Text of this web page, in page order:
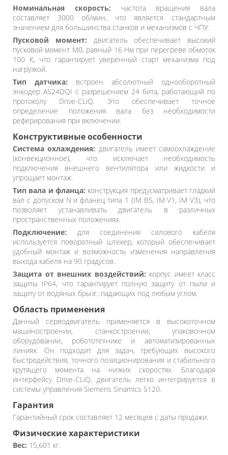
Номинальная скорость: частота вращения вала
составляет 3000 об/мин, что является стандартным
значением для большинства станков и механизмов с ЧПУ.
Пусковой момент: двигатель обеспечивает высокий
пусковой момент M0, равный 16 Нм при перегреве обмоток
100 К, что гарантирует уверенный старт механизма под
нагрузкой.
Тип датчика: встроен абсолютный однооборотный
энкодер AS24DQI с разрешением 24 бита, работающий по
протоколу Drive-CLiQ. Это обеспечивает точное
определение положения вала без необходимости
реферирования при включении.
Конструктивные особенности
Система охлаждения: двигатель имеет самоохлаждение
(конвекционное), что исключает необходимость
подключения внешнего вентилятора или жидкости и
упрощает монтаж.
Тип вала и фланца: конструкция предусматривает гладкий
вал с допуском N и фланец типа 1 (IM B5, IM V1, IM V3), что
позволяет устанавливать двигатель в различных
пространственных положениях.
Подключение: для соединения силового кабеля
используется поворотный штекер, который обеспечивает
удобный монтаж и возможность изменения направления
выхода кабеля на 90 градусов.
Защита от внешних воздействий: корпус имеет класс
защиты IP64, что гарантирует полную защиту от пыли и
защиту от водяных брызг, падающих под любым углом.
Область применения
Данный серводвигатель применяется в высокоточном
машиностроении, станкостроении, упаковочном
оборудовании, робототехнике и автоматизированных
линиях. Он подходит для задач, требующих высокого
быстродействия, точного позиционирования и стабильного
крутящего момента на низких скоростях. Благодаря
интерфейсу Drive-CLiQ, двигатель легко интегрируется в
системы управления Siemens Sinamics S120.
Гарантия
Гарантийный срок составляет 12 месяцев с даты продажи.
Физические характеристики
Вес: 15,601 кг.